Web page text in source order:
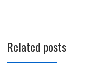
Related posts